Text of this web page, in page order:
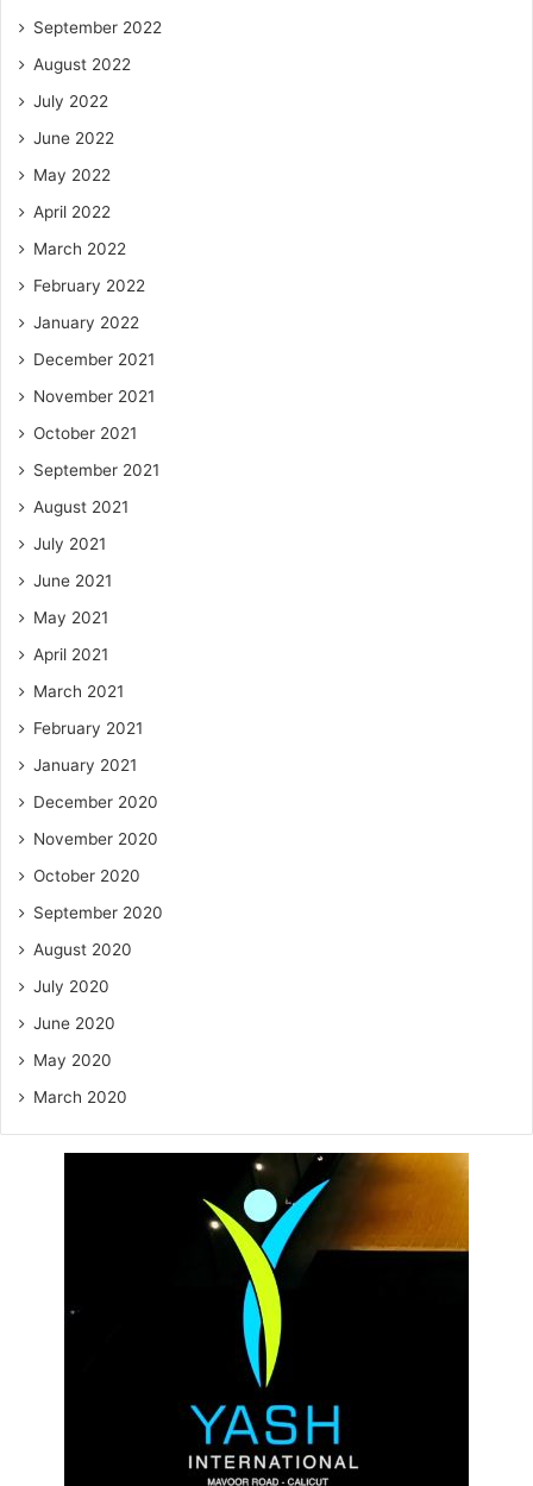
September 2022
August 2022
July 2022
June 2022
May 2022
April 2022
March 2022
February 2022
January 2022
December 2021
November 2021
October 2021
September 2021
August 2021
July 2021
June 2021
May 2021
April 2021
March 2021
February 2021
January 2021
December 2020
November 2020
October 2020
September 2020
August 2020
July 2020
June 2020
May 2020
March 2020